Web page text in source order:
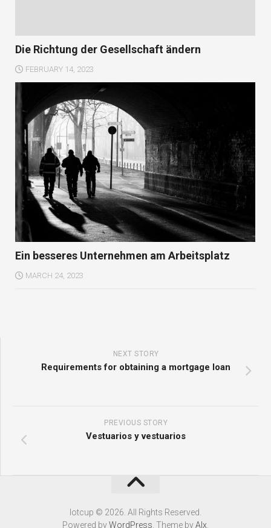
Die Richtung der Gesellschaft ändern
FEBRUARY 14, 2023
Ein besseres Unternehmen am Arbeitsplatz
MARCH 24, 2023
NEXT STORY
Requirements for obtaining a mortgage loan
PREVIOUS STORY
Vestuarios y vestuarios
Iotcup © 2026. All Rights Reserved.
Powered byWordPress . Theme byAlx